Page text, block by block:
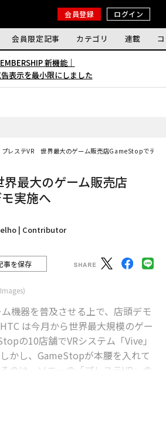
会員登録 ログイン
会員限定記事 カテゴリ 連載
新機能｜
表示を最小限にしました
プレステVR 世界最大のゲーム販売店GameStopでデモ
最大のゲーム販売店
実施へ
| Contributor
事を保存
機器を普及させる上で、店頭デモ
は今月から世界最大規模のゲー
の10店舗でVRシステム「Vive」
かし、GameStopが本腰を入れて
のは、ソニーの「プレステVR」の